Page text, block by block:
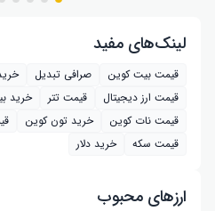
لینک‌های مفید
قیمت بیت کوین صرافی تبدیل
قیمت ارز دیجیتال
قیمت تتر خرید
قیمت نات کوین
خرید تون کوین
قیمت سکه
خرید دلار
ارز‌های محبوب